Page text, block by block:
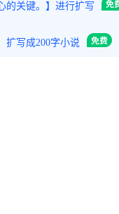
的关键。】进行扩写
扩写成200字小说